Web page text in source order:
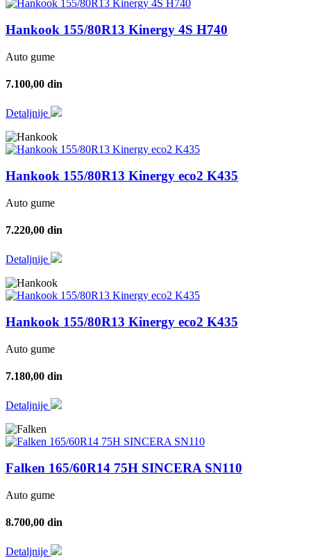
Hankook 155/80R13 Kinergy 4S H740
Auto gume
7.100,00 din
Detaljnije
Hankook 155/80R13 Kinergy eco2 K435
Auto gume
7.220,00 din
Detaljnije
Hankook 155/80R13 Kinergy eco2 K435
Auto gume
7.180,00 din
Detaljnije
Falken 165/60R14 75H SINCERA SN110
Auto gume
8.700,00 din
Detaljnije